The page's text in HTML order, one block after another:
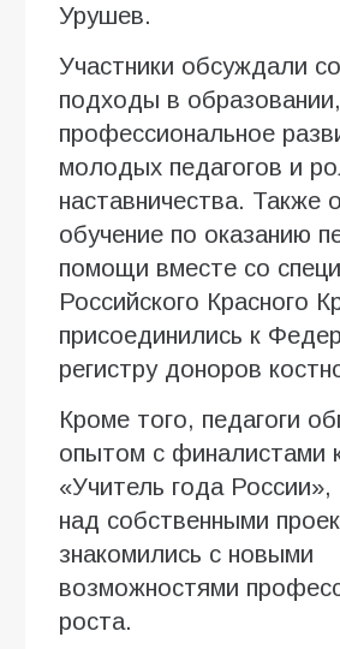
Урушев.
Участники обсуждали
подходы в образовании,
профессиональное
молодых педагогов и
наставничества. Также
обучение по оказанию
помощи вместе со
Российского Красного
присоединились к
регистру доноров
Кроме того, педагоги
опытом с финалистами
«Учитель года
над собственными
знакомились с новыми
возможностями
роста.